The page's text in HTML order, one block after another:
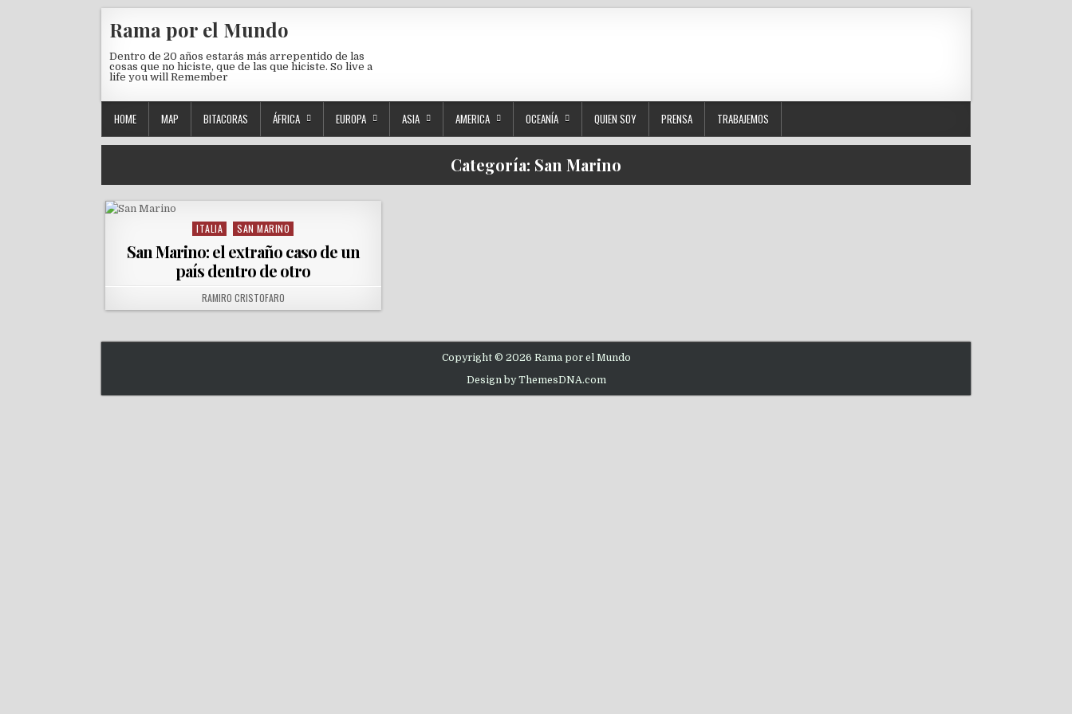
Rama por el Mundo
Dentro de 20 años estarás más arrepentido de las
cosas que no hiciste, que de las que hiciste. So live a
life you will Remember
HOME MAP BITACORAS ÁFRICA EUROPA ASIA AMERICA OCEANÍA QUIEN SOY PRENSA TRABAJEMOS
Categoría: San Marino
Posted in
ITALIA SAN MARINO
San Marino: el extraño caso de un
país dentro de otro
AUTHOR:
RAMIRO CRISTOFARO
Copyright © 2026 Rama por el Mundo
Design by ThemesDNA.com